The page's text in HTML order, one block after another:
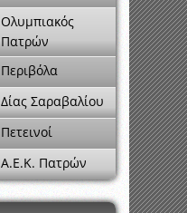
Ολυμπιακός
Πατρών
Περιβόλα
Δίας Σαραβαλίου
Πετεινοί
Α.Ε.Κ. Πατρών